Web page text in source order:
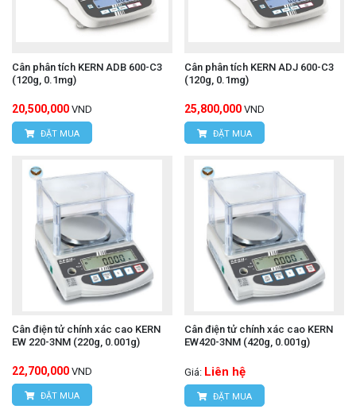
Cân phân tích KERN ADB 600-C3
(120g, 0.1mg)
20,500,000 VND
ĐẶT MUA
Cân phân tích KERN ADJ 600-C3
(120g, 0.1mg)
25,800,000 VND
ĐẶT MUA
Cân điện tử chính xác cao KERN
EW 220-3NM (220g, 0.001g)
22,700,000 VND
ĐẶT MUA
Cân điện tử chính xác cao KERN
EW420-3NM (420g, 0.001g)
Giá: Liên hệ
ĐẶT MUA